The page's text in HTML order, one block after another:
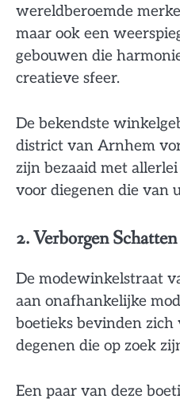
wereldberoemde
maar ook een
gebouwen die
creatieve sfeer.
De bekendste
district van Arnhem
zijn bezaaid met
voor diegenen die van
2. Verborgen
De modewinkelstraat
aan onafhankelijke
boetieks bevinden
degenen die op zoek
Een paar van deze